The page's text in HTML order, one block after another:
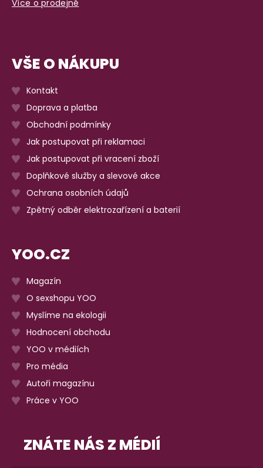
Více o prodejně
VŠE O NÁKUPU
Kontakt
Doprava a platba
Obchodní podmínky
Jak postupovat při reklamaci
Jak postupovat při vracení zboží
Doplňkové služby a slevové akce
Ochrana osobních údajů
Zpětný odběr elektrozařízení a baterií
YOO.CZ
Magazín
O sexshopu YOO
Myslíme na ekologii
Hodnocení obchodu
YOO v médiích
Pro média
Autoři magazínu
Práce v YOO
ZNÁTE NÁS Z MÉDIÍ